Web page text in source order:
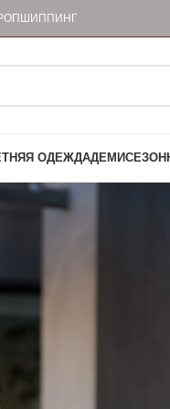
ОДЕЖДА